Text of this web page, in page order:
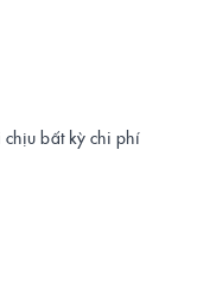
bất kỳ chi phí